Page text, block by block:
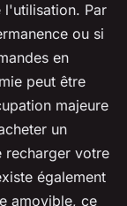
Par
ou si
en
peut être
majeure
un
recharger votre
également
amovible, ce